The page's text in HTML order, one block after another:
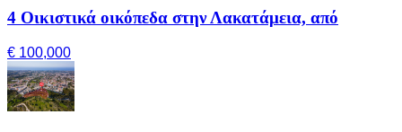
4 Οικιστικά οικόπεδα στην Λακατάμεια, από
€ 100,000